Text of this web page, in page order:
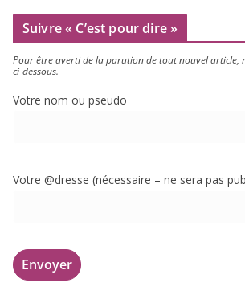
Suivre « C’est pour dire »
Pour être aver­ti de la paru­tion de tout nou­vel article,
ci-dessous.
Votre nom ou pseudo
Votre @dresse (néces­saire – ne sera pas